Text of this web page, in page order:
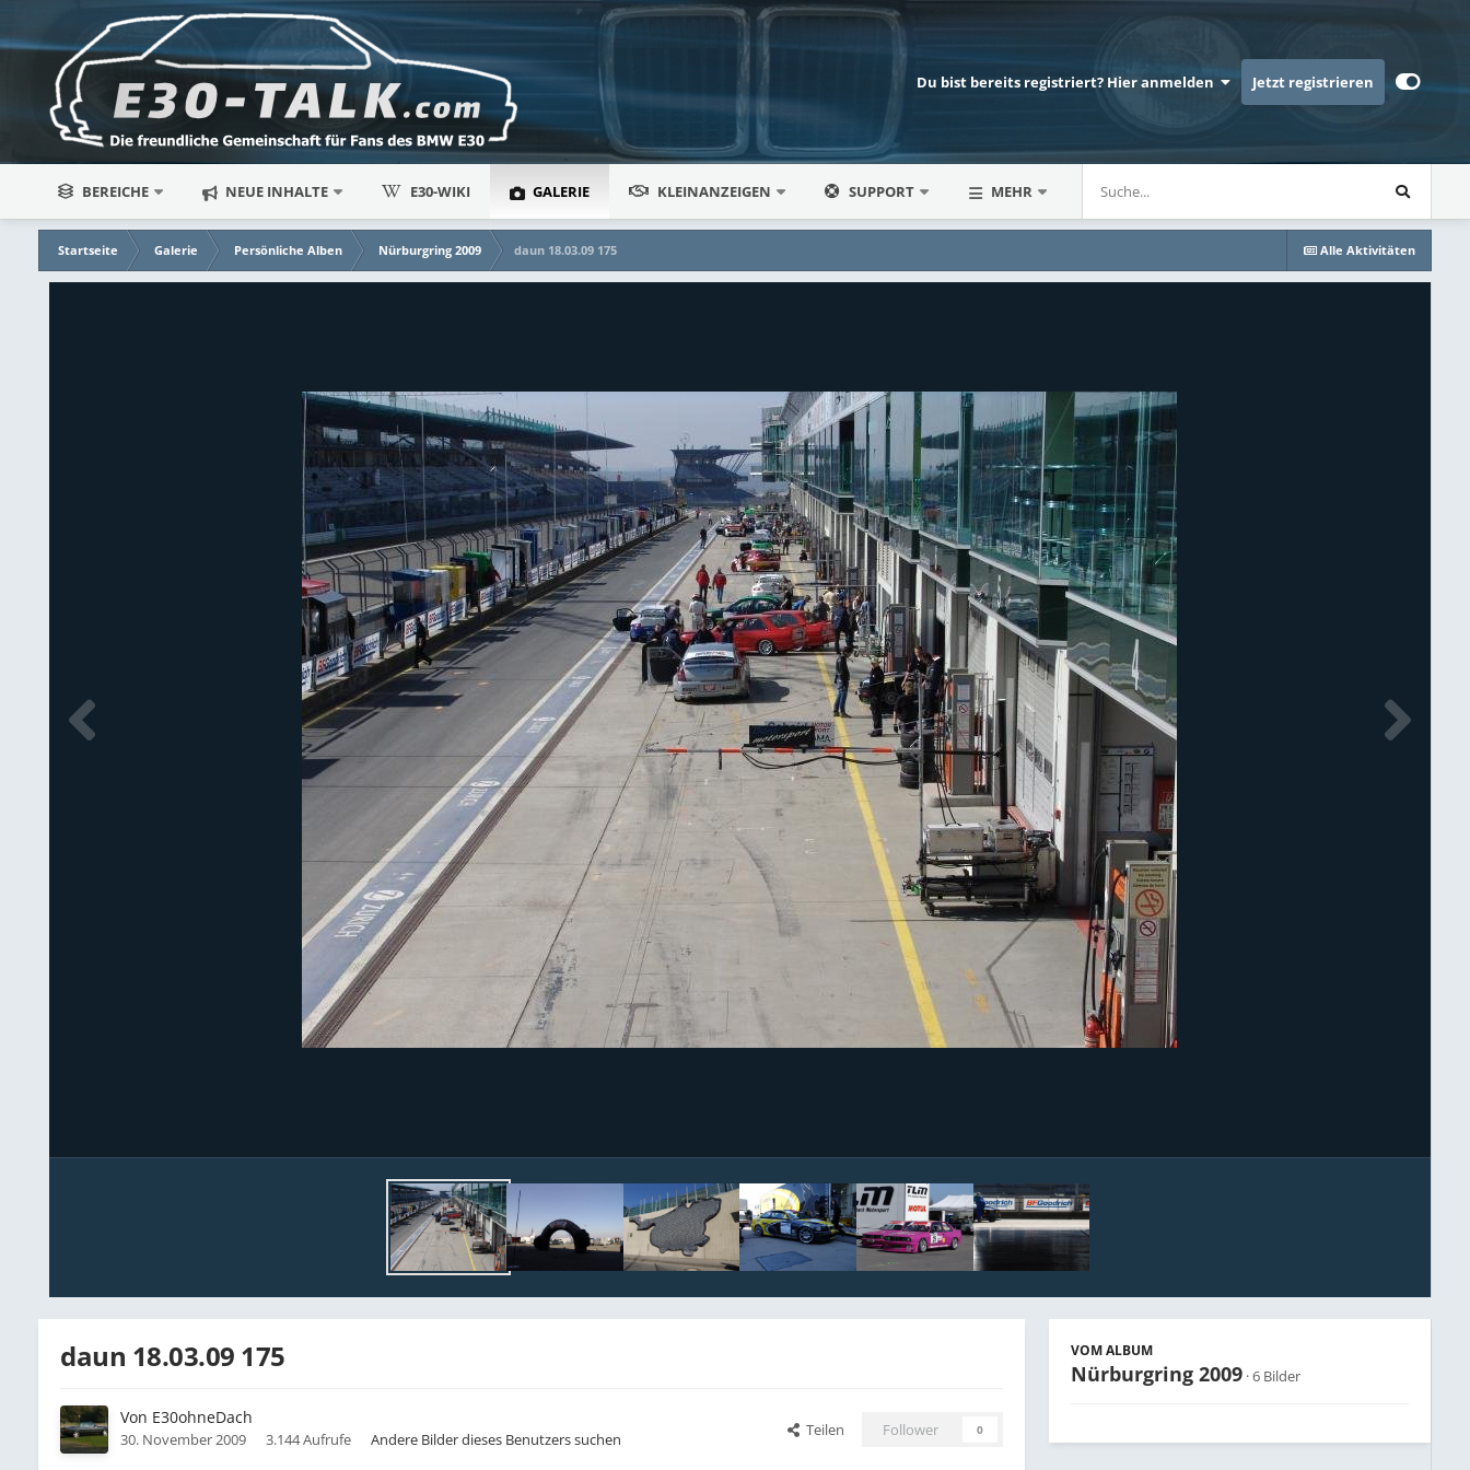
Du bist bereits registriert? Hier anmelden Jetzt registrieren
BEREICHE NEUE INHALTE E30-WIKI GALERIE KLEINANZEIGEN SUPPORT MEHR
Alle Aktivitäten
Startseite Galerie Persönliche Alben Nürburgring 2009 daun 18.03.09 175
daun 18.03.09 175
Von E30ohneDach
30. November 2009 3.144 Aufrufe Andere Bilder dieses Benutzers suchen
Teilen Follower 0
VOM ALBUM
Nürburgring 2009 · 6 Bilder